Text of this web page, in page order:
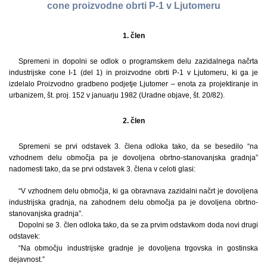
cone proizvodne obrti P-1 v Ljutomeru
1. člen
Spremeni in dopolni se odlok o programskem delu zazidalnega načrta
industrijske cone I-1 (del 1) in proizvodne obrti P-1 v Ljutomeru, ki ga je
izdelalo Proizvodno gradbeno podjetje Ljutomer – enota za projektiranje in
urbanizem, št. proj. 152 v januarju 1982 (Uradne objave, št. 20/82).
2. člen
Spremeni se prvi odstavek 3. člena odloka tako, da se besedilo “na
vzhodnem delu območja pa je dovoljena obrtno-stanovanjska gradnja”
nadomesti tako, da se prvi odstavek 3. člena v celoti glasi:
“V vzhodnem delu območja, ki ga obravnava zazidalni načrt je dovoljena
industrijska gradnja, na zahodnem delu območja pa je dovoljena obrtno-
stanovanjska gradnja”.
Dopolni se 3. člen odloka tako, da se za prvim odstavkom doda novi drugi
odstavek:
“Na območju industrijske gradnje je dovoljena trgovska in gostinska
dejavnost.”